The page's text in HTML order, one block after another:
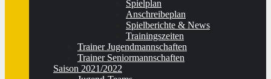
Spielplan
Anschreibeplan
Spielberichte & News
Trainingszeiten
Trainer Jugendmannschaften
Trainer Seniormannschaften
Saison 2021/2022